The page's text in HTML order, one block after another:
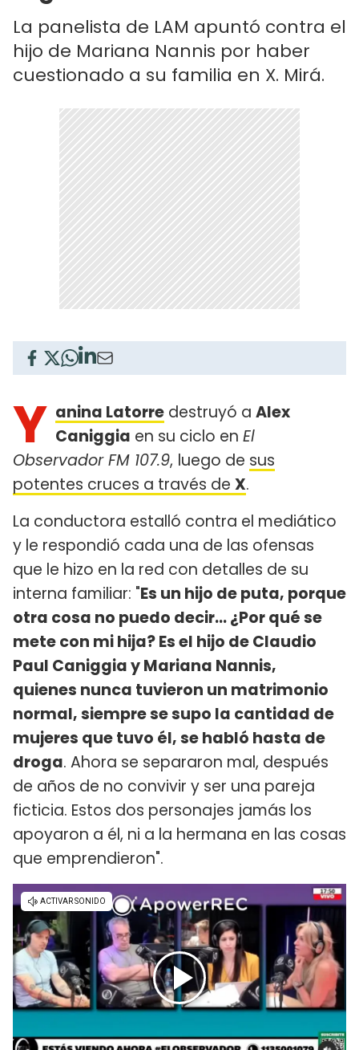
La panelista de LAM apuntó contra el
hijo de Mariana Nannis por haber
cuestionado a su familia en X. Mirá.
Y anina Latorre destruyó a Alex
Caniggia en su ciclo en El
Observador FM 107.9, luego de sus
potentes cruces a través de X.
La conductora estalló contra el mediático
y le respondió cada una de las ofensas
que le hizo en la red con detalles de su
interna familiar: "Es un hijo de puta, porque
otra cosa no puedo decir... ¿Por qué se
mete con mi hija? Es el hijo de Claudio
Paul Caniggia y Mariana Nannis,
quienes nunca tuvieron un matrimonio
normal, siempre se supo la cantidad de
mujeres que tuvo él, se habló hasta de
droga. Ahora se separaron mal, después
de años de no convivir y ser una pareja
ficticia. Estos dos personajes jamás los
apoyaron a él, ni a la hermana en las cosas
que emprendieron".